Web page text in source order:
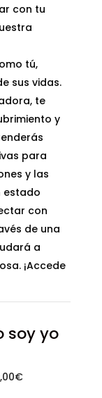
con tu
tú,
sus vidas.
te
y
para
y las
estado
con
de una
a
¡Accede
soy yo
€El